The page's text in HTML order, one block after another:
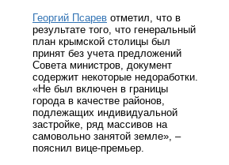
Георгий Псарев отметил, что в
результате того, что генеральный
план крымской столицы был
принят без учета предложений
Совета министров, документ
содержит некоторые недоработки.
«Не был включен в границы
города в качестве районов,
подлежащих индивидуальной
застройке, ряд массивов на
самовольно занятой земле», –
пояснил вице-премьер.